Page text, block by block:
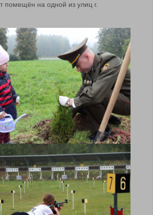
помещён на одной из улиц г.